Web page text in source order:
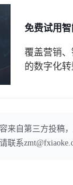
免费试用
覆盖营销
的数字化转
来自第三方投稿
联系